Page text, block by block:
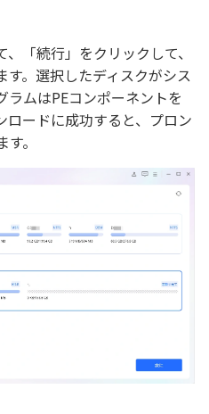
「続行」をクリックして、
。選択したディスクがシス
ラムはPEコンポーネントを
ロードに成功すると、プロン
。